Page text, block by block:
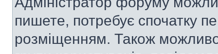
пишете, потребує спочатку
розміщенням. Також